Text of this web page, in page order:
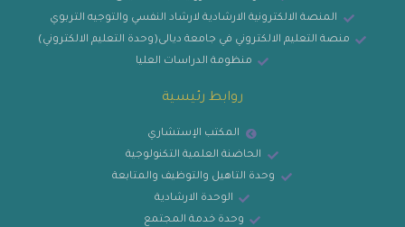
المنصة الالكترونية الارشادية لارشاد النفسي والتوجيه التربوي
منصة التعليم الالكتروني في جامعة ديالى(وحدة التعليم الالكتروني)
منظومة الدراسات العليا
روابط رئيسية
المكتب الإستشاري
الحاضنة العلمية التكنولوجية
وحدة التاهيل والتوظيف والمتابعة
الوحدة الارشادية
وحدة خدمة المجتمع